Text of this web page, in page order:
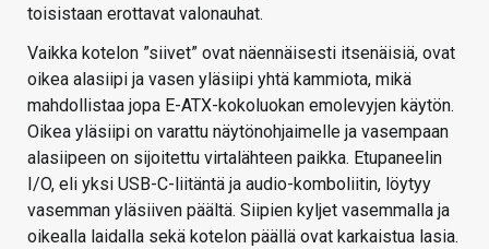
toisistaan erottavat valonauhat.
Vaikka kotelon ”siivet” ovat näennäisesti itsenäisiä, ovat
oikea alasiipi ja vasen yläsiipi yhtä kammiota, mikä
mahdollistaa jopa E-ATX-kokoluokan emolevyjen käytön.
Oikea yläsiipi on varattu näytönohjaimelle ja vasempaan
alasiipeen on sijoitettu virtalähteen paikka. Etupaneelin
I/O, eli yksi USB-C-liitäntä ja audio-komboliitin, löytyy
vasemman yläsiiven päältä. Siipien kyljet vasemmalla ja
oikealla laidalla sekä kotelon päällä ovat karkaistua lasia.